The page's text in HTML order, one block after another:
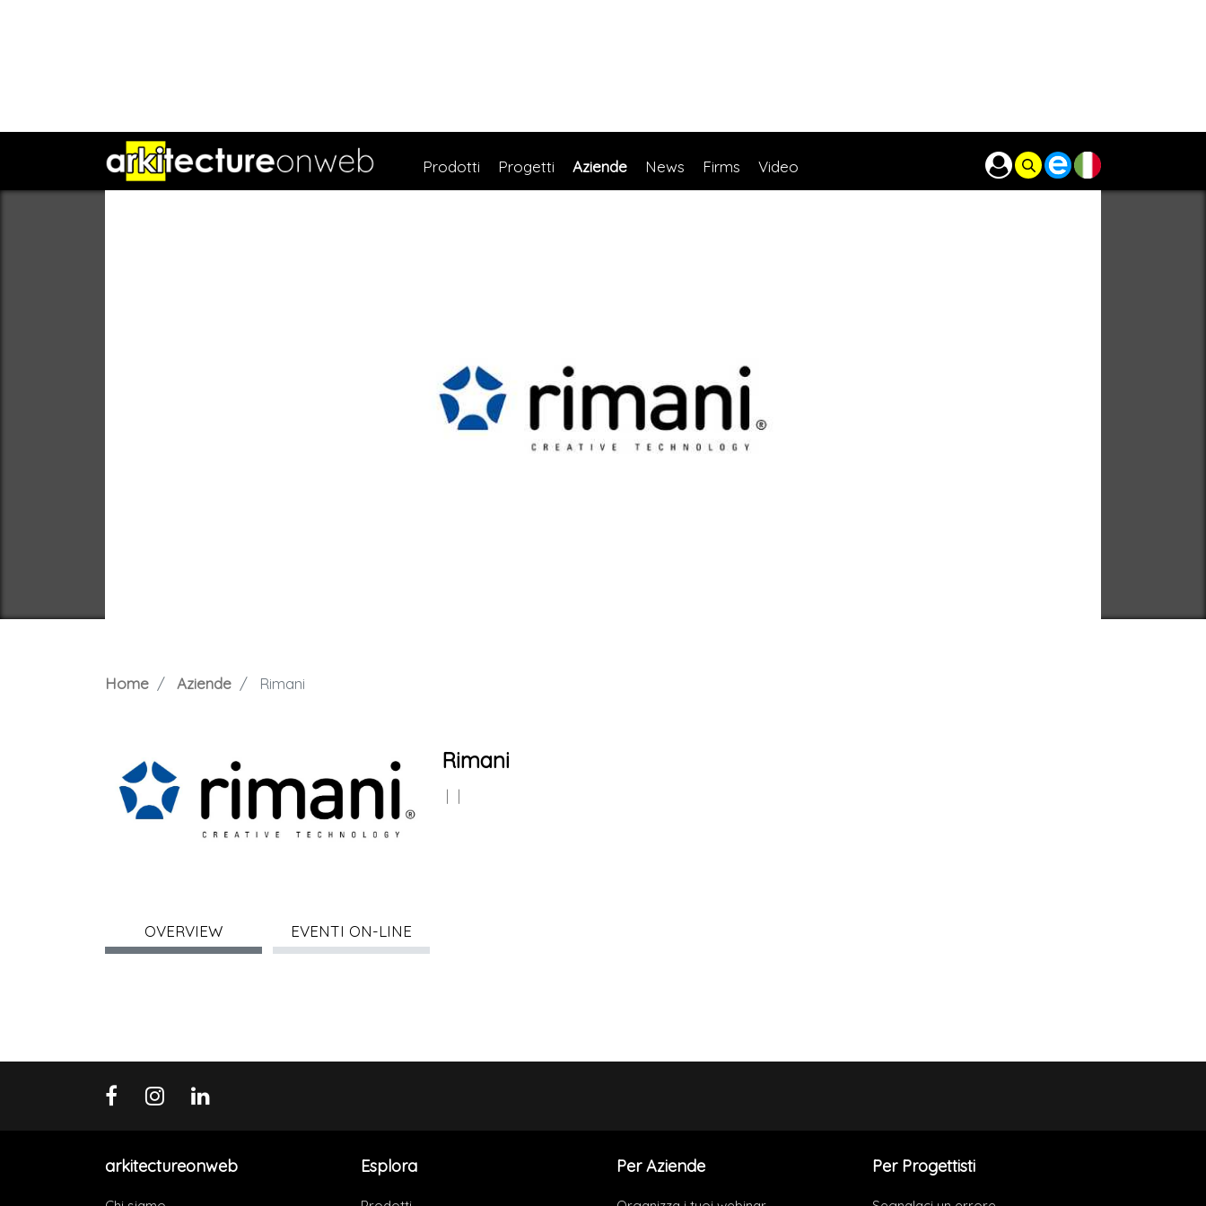
Prodotti Progetti Aziende News Firms Video
Home Aziende Rimani
Rimani
OVERVIEW EVENTI ON-LINE
arkitectureonweb Esplora Per Aziende Per Progettisti